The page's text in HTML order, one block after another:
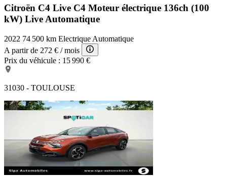
Citroën C4 Live C4 Moteur électrique 136ch (100
kW) Live Automatique
2022 74 500 km Electrique Automatique
A partir de 272 € / mois
Prix du véhicule : 15 990 €
31030 - TOULOUSE